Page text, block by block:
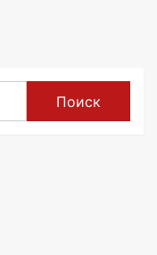
Поиск